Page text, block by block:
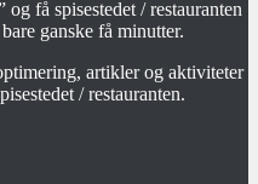
og få spisestedet / restauranten
ganske få minutter.
artikler og aktiviteter
/ restauranten.